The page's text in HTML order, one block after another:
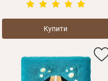
Купити